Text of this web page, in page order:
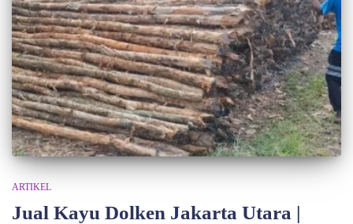
ARTIKEL
Jual Kayu Dolken Jakarta Utara |